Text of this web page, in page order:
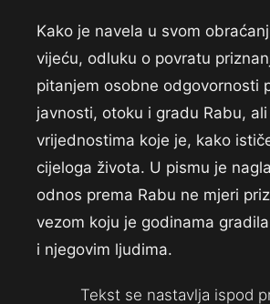
Kako je navela u svom
vijeću, odluku o povratu
pitanjem osobne odgovornosti
javnosti, otoku i gradu Rabu,
vrijednostima koje je, kako
cijeloga života. U pismu je
odnos prema Rabu ne mjeri
vezom koju je godinama
i njegovim ljudima.
Tekst se nastavlja ispod